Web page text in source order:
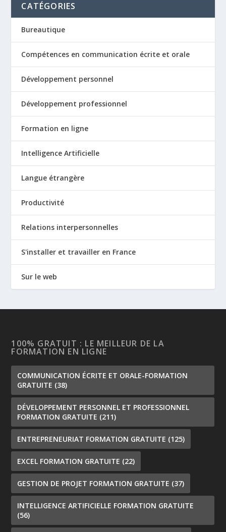
CATÉGORIES
Bureautique
Compétences en communication écrite et orale
Développement personnel
Développement professionnel
Formation en ligne
Intelligence Artificielle
Langue étrangère
Productivité
Relations interpersonnelles
S'installer et travailler en France
Sur le web
100% GRATUIT : LE MEILLEUR DE LA
FORMATION EN LIGNE
COMMUNICATION ÉCRITE ET ORALE-FORMATION
GRATUITE (38)
DÉVELOPPEMENT PERSONNEL ET PROFESSIONNEL
FORMATION GRATUITE (211)
ENTREPRENEURIAT FORMATION GRATUITE (125)
EXCEL FORMATION GRATUITE (22)
GESTION DE PROJET FORMATION GRATUITE (37)
INTELLIGENCE ARTIFICIELLE FORMATION GRATUITE
(56)